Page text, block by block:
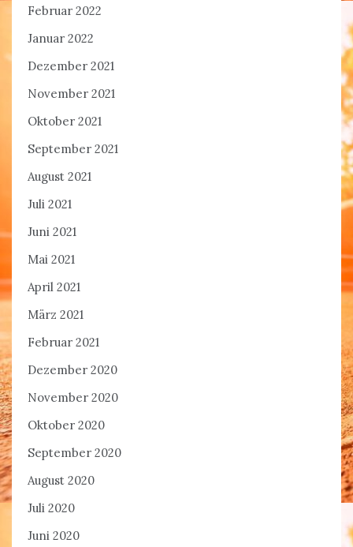
Februar 2022
Januar 2022
Dezember 2021
November 2021
Oktober 2021
September 2021
August 2021
Juli 2021
Juni 2021
Mai 2021
April 2021
März 2021
Februar 2021
Dezember 2020
November 2020
Oktober 2020
September 2020
August 2020
Juli 2020
Juni 2020